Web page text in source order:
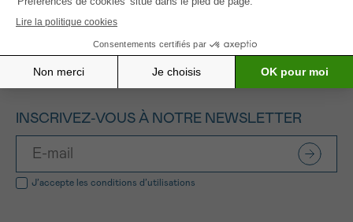
INSCRIVEZ-VOUS À NOTRE NEWSLETTER
J’accepte les conditions d’utilisations